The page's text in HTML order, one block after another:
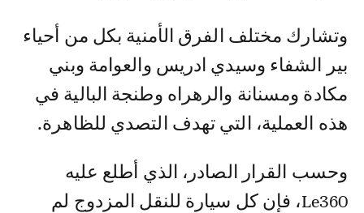
وتشارك مختلف الفرق الأمنية بكل من أحياء
بير الشفاء وسيدي ادريس والعوامة وبني
مكادة ومسنانة والرهراه وطنجة البالية في
هذه العملية، التي تهدف التصدي للظاهرة.
وحسب القرار الصادر، الذي أطلع عليه
Le360، فإن كل سيارة للنقل المزدوج لم